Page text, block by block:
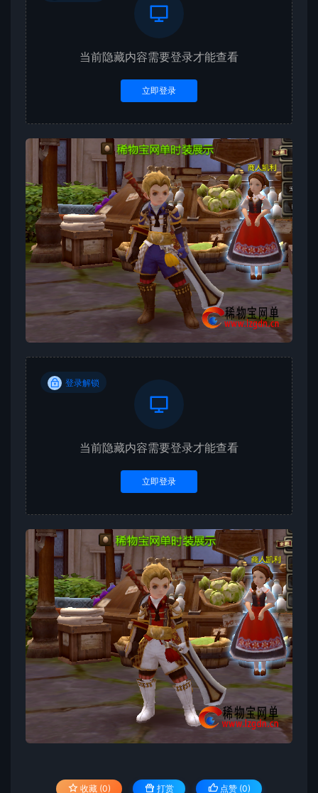
当前隐藏内容需要登录才能查看
立即登录
登录解锁
当前隐藏内容需要登录才能查看
立即登录
收藏 (0) 打赏 点赞 (0)